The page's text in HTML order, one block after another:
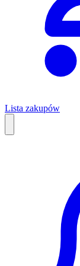
Lista zakupów